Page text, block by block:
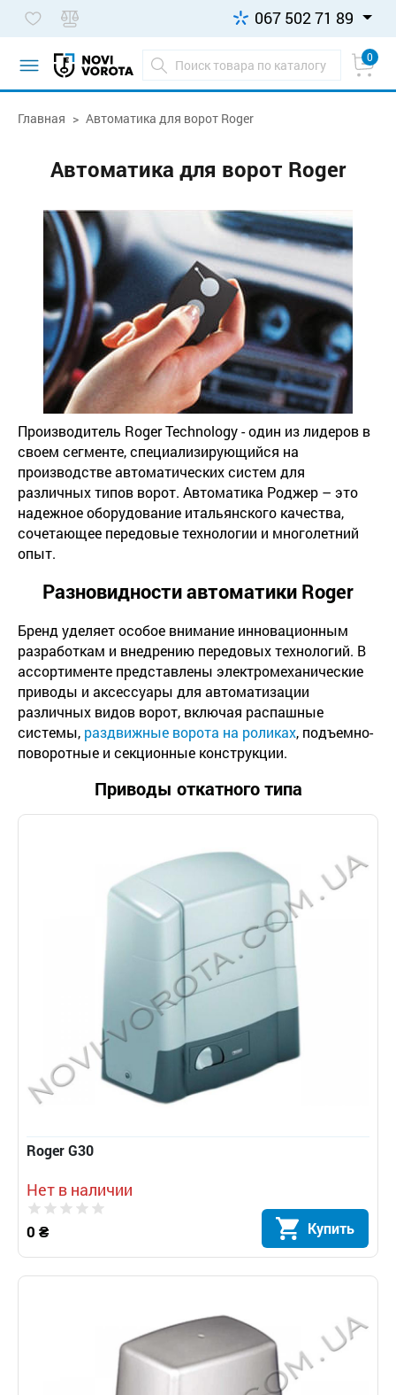
067 502 71 89
0
Главная Автоматика для ворот Roger
Автоматика для ворот Roger
Производитель Roger Technology - один из лидеров в
своем сегменте, специализирующийся на
производстве автоматических систем для
различных типов ворот. Автоматика Роджер – это
надежное оборудование итальянского качества,
сочетающее передовые технологии и многолетний
опыт.
Разновидности автоматики Roger
Бренд уделяет особое внимание инновационным
разработкам и внедрению передовых технологий. В
ассортименте представлены электромеханические
приводы и аксессуары для автоматизации
различных видов ворот, включая распашные
системы, раздвижные ворота на роликах, подъемно-
поворотные и секционные конструкции.
Приводы откатного типа
Roger G30
Нет в наличии
0 ₴ Купить